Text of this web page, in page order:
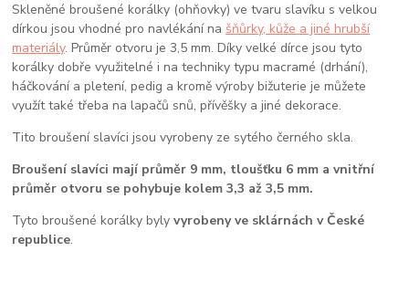
Skleněné broušené korálky (ohňovky) ve tvaru slavíku s velkou
dírkou jsou vhodné pro navlékání na šňůrky, kůže a jiné hrubší
materiály. Průměr otvoru je 3,5 mm. Díky velké dírce jsou tyto
korálky dobře využitelné i na techniky typu macramé (drhání),
háčkování a pletení, pedig a kromě výroby bižuterie je můžete
využít také třeba na lapačů snů, přívěšky a jiné dekorace.
Tito broušení slavíci jsou vyrobeny ze sytého černého skla.
Broušení slavíci mají průměr 9 mm, tloušťku 6 mm a vnitřní
průměr otvoru se pohybuje kolem 3,3 až 3,5 mm.
Tyto broušené korálky bylyvyrobeny ve sklárnách v České
republice.